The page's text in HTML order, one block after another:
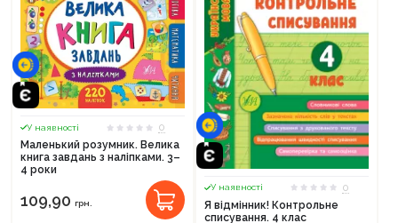
У наявності
0
Маленький розумник. Велика
книга завдань з наліпками. 3–
4 роки
109,90 грн.
У наявності
0
Я відмінник! Контрольне
списування. 4 клас